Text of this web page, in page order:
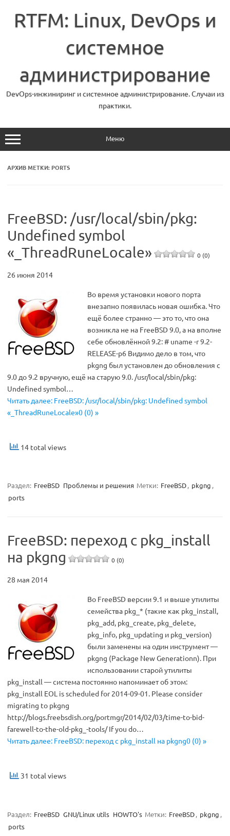
содержимому
RTFM: Linux, DevOps и
системное
администрирование
DevOps-инжиниринг и системное администрирование. Случаи из
практики.
Меню
АРХИВ МЕТКИ: PORTS
FreeBSD: /usr/local/sbin/pkg:
Undefined symbol
«_ThreadRuneLocale»
0 (0)
26 июня 2014
Во время установки нового порта
внезапно появилась новая ошибка. Что
ещё более странно — это то, что она
возникла не на FreeBSD 9.0, а на вполне
себе обновлённой 9.2: # uname -r 9.2-
RELEASE-p6 Видимо дело в том, что
pkgng был установлен до обновления с
9.0 до 9.2 вручную, ещё на старую 9.0. /usr/local/sbin/pkg:
Undefined symbol…
Читать далее: FreeBSD: /usr/local/sbin/pkg: Undefined symbol
«_ThreadRuneLocale»0 (0) »
14 total views
Раздел: FreeBSD Проблемы и решения Метки: FreeBSD, pkgng ,
ports
FreeBSD: переход с pkg_install
на pkgng
0 (0)
28 мая 2014
Во FreeBSD версии 9.1 и выше утилиты
семейства pkg_* (такие как pkg_install,
pkg_add, pkg_create, pkg_delete,
pkg_info, pkg_updating и pkg_version)
были заменены на один инструмент —
pkgng (Package New Generationn). При
использовании старой утилиты
pkg_install — система постоянно напоминает об этом:
pkg_install EOL is scheduled for 2014-09-01. Please consider
migrating to pkgng
http://blogs.freebsdish.org/portmgr/2014/02/03/time-to-bid-
farewell-to-the-old-pkg_-tools/ If you do…
Читать далее: FreeBSD: переход с pkg_install на pkgng0 (0) »
31 total views
Раздел: FreeBSD GNU/Linux utils HOWTO's Метки: FreeBSD, pkgng ,
ports